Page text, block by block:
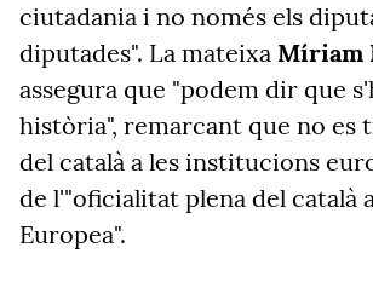
ciutadania i no només els
diputades". La mateixa Míriam
assegura que "podem dir que
història", remarcant que no es
del català a les institucions
de l'"oficialitat plena del català
Europea".